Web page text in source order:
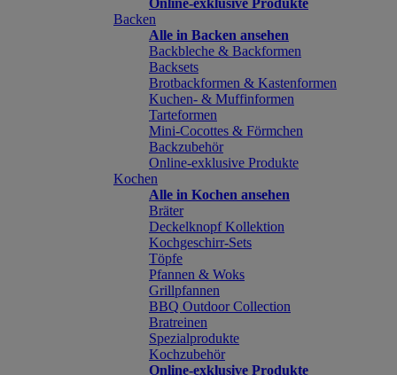
Online-exklusive Produkte
Backen
Alle in Backen ansehen
Backbleche & Backformen
Backsets
Brotbackformen & Kastenformen
Kuchen- & Muffinformen
Tarteformen
Mini-Cocottes & Förmchen
Backzubehör
Online-exklusive Produkte
Kochen
Alle in Kochen ansehen
Bräter
Deckelknopf Kollektion
Kochgeschirr-Sets
Töpfe
Pfannen & Woks
Grillpfannen
BBQ Outdoor Collection
Bratreinen
Spezialprodukte
Kochzubehör
Online-exklusive Produkte